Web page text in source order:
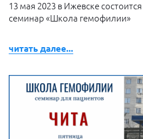
13 мая 2023 в Ижевске
семинар «Школа гемофилии»
читать далее...